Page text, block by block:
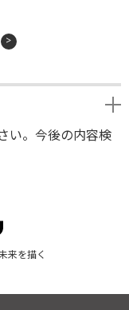
い。今後の内容検
来を描く